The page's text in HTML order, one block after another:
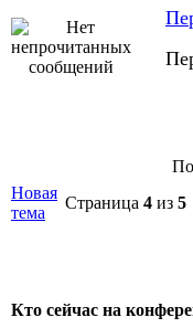
Новая
тема
Страница 4 из 5
Кто сейчас на